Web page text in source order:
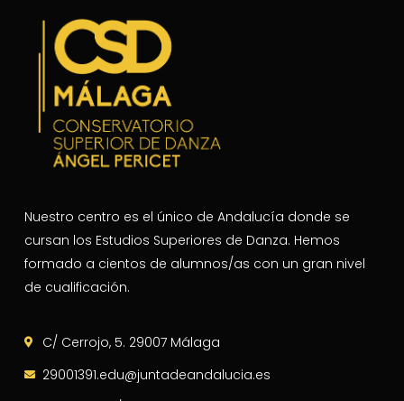
Nuestro centro es el único de Andalucía donde se
cursan los Estudios Superiores de Danza. Hemos
formado a cientos de alumnos/as con un gran nivel
de cualificación.
C/ Cerrojo, 5. 29007 Málaga
29001391.edu@juntadeandalucia.es